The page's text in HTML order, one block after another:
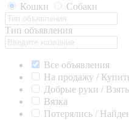
Кошки
Собаки
Тип объявления
Все объявления
На продажу /
Добрые руки /
Вязка
Потерялись /